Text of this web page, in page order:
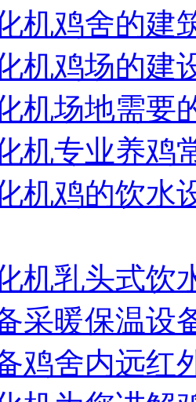
机鸡舍的建
机鸡场的建
机场地需要
机专业养鸡
机鸡的饮水
机乳头式饮
采暖保温设
鸡舍内远红